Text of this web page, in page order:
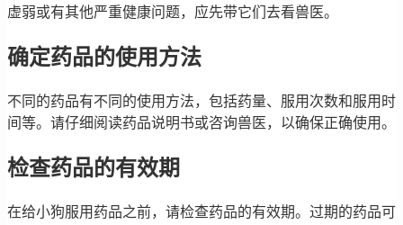
虚弱或有其他严重健康问题，应先带它们去看兽医。
确定药品的使用方法
不同的药品有不同的使用方法，包括药量、服用次数和服用时
间等。请仔细阅读药品说明书或咨询兽医，以确保正确使用。
检查药品的有效期
在给小狗服用药品之前，请检查药品的有效期。过期的药品可